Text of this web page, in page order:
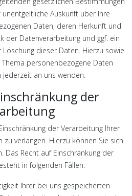
Auskunft über Ihre
Daten, deren Herkunft und
der Datenverarbeitung und ggf. ein
dieser Daten. Hierzu sowie
personenbezogene Daten
jederzeit an uns wenden.
der
der Verarbeitung Ihrer
verlangen. Hierzu können Sie sich
Das Recht auf Einschränkung der
in folgenden Fällen:
Ihrer bei uns gespeicherten